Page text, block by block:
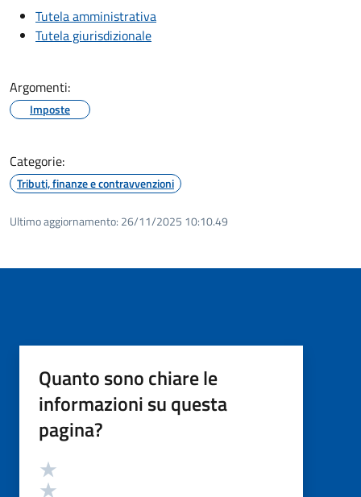
Tutela amministrativa
Tutela giurisdizionale
Argomenti:
Imposte
Categorie:
Tributi, finanze e contravvenzioni
Ultimo aggiornamento: 26/11/2025 10:10.49
Quanto sono chiare le
informazioni su questa
pagina?
Valutazione